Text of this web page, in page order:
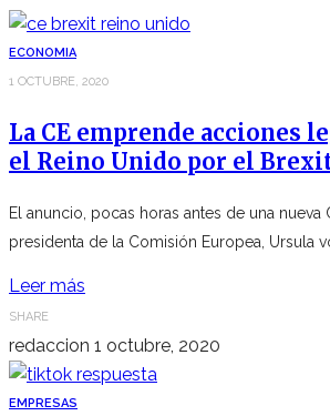
ECONOMIA
1 OCTUBRE, 2020
La CE emprende acciones
el Reino Unido por el
El anuncio, pocas horas antes de una nueva
presidenta de la Comisión Europea, Ursula
Leer más
SHARE
redaccion 1 octubre, 2020
EMPRESAS